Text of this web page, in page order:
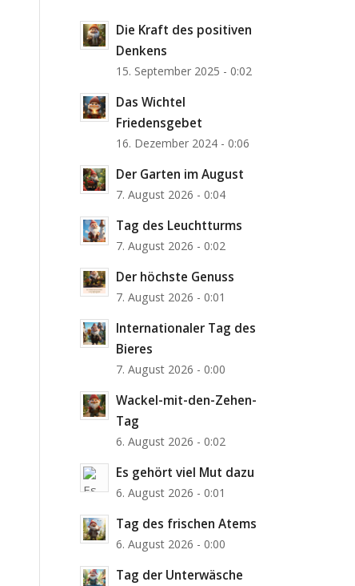
Die Kraft des positiven
Denkens
15. September 2025 - 0:02
Das Wichtel
Friedensgebet
16. Dezember 2024 - 0:06
Der Garten im August
7. August 2026 - 0:04
Tag des Leuchtturms
7. August 2026 - 0:02
Der höchste Genuss
7. August 2026 - 0:01
Internationaler Tag des
Bieres
7. August 2026 - 0:00
Wackel-mit-den-Zehen-
Tag
6. August 2026 - 0:02
Es gehört viel Mut dazu
6. August 2026 - 0:01
Tag des frischen Atems
6. August 2026 - 0:00
Tag der Unterwäsche